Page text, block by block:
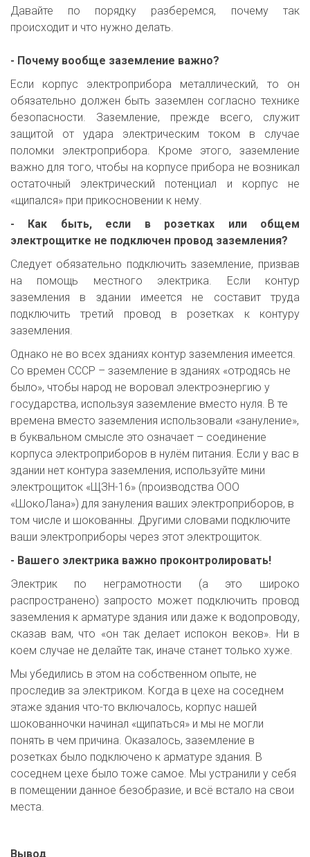
Давайте по порядку разберемся, почему так
происходит и что нужно делать.
- Почему вообще заземление важно?
Если корпус электроприбора металлический, то он
обязательно должен быть заземлен согласно технике
безопасности. Заземление, прежде всего, служит
защитой от удара электрическим током в случае
поломки электроприбора. Кроме этого, заземление
важно для того, чтобы на корпусе прибора не возникал
остаточный электрический потенциал и корпус не
«щипался» при прикосновении к нему.
- Как быть, если в розетках или общем
электрощитке не подключен провод заземления?
Следует обязательно подключить заземление, призвав
на помощь местного электрика. Если контур
заземления в здании имеется не составит труда
подключить третий провод в розетках к контуру
заземления.
Однако не во всех зданиях контур заземления имеется.
Со времен СССР – заземление в зданиях «отродясь не
было», чтобы народ не воровал электроэнергию у
государства, используя заземление вместо нуля. В те
времена вместо заземления использовали «зануление»,
в буквальном смысле это означает – соединение
корпуса электроприборов в нулём питания. Если у вас в
здании нет контура заземления, используйте мини
электрощиток «ЩЗН-16» (производства ООО
«ШокоЛана») для зануления ваших электроприборов, в
том числе и шокованны. Другими словами подключите
ваши электроприборы через этот электрощиток.
- Вашего электрика важно проконтролировать!
Электрик по неграмотности (а это широко
распространено) запросто может подключить провод
заземления к арматуре здания или даже к водопроводу,
сказав вам, что «он так делает испокон веков». Ни в
коем случае не делайте так, иначе станет только хуже.
Мы убедились в этом на собственном опыте, не
проследив за электриком. Когда в цехе на соседнем
этаже здания что-то включалось, корпус нашей
шокованночки начинал «щипаться» и мы не могли
понять в чем причина. Оказалось, заземление в
розетках было подключено к арматуре здания. В
соседнем цехе было тоже самое. Мы устранили у себя
в помещении данное безобразие, и всё встало на свои
места.
Вывод